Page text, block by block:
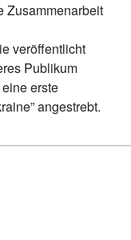
Zusammenarbeit
veröffentlicht
Publikum
erste
angestrebt.